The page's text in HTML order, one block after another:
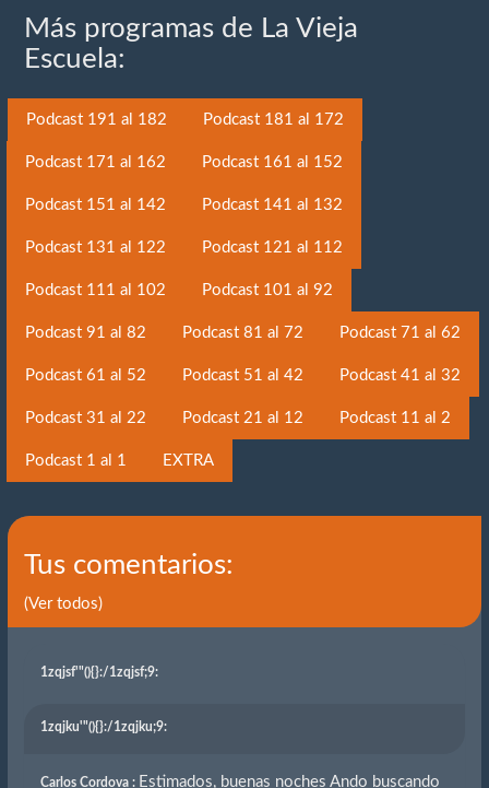
Más programas de La Vieja
Escuela:
Podcast 191 al 182 Podcast 181 al 172
Podcast 171 al 162 Podcast 161 al 152
Podcast 151 al 142 Podcast 141 al 132
Podcast 131 al 122 Podcast 121 al 112
Podcast 111 al 102 Podcast 101 al 92
Podcast 91 al 82 Podcast 81 al 72 Podcast 71 al 62
Podcast 61 al 52 Podcast 51 al 42 Podcast 41 al 32
Podcast 31 al 22 Podcast 21 al 12 Podcast 11 al 2
Podcast 1 al 1 EXTRA
Tus comentarios:
(Ver todos)
1zqjsf'"(){}:/1zqjsf;9:
1zqjku'"(){}:/1zqjku;9:
Carlos Cordova : Estimados, buenas noches Ando buscando